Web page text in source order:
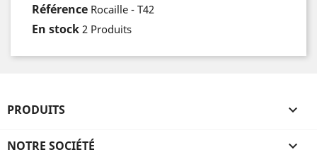
Référence Rocaille - T42
En stock 2 Produits
PRODUITS 
NOTRE SOCIÉTÉ 